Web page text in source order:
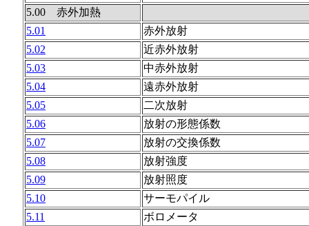
5.00 赤外加熱
5.01
赤外放射
5.02
近赤外放射
5.03
中赤外放射
5.04
遠赤外放射
5.05
二次放射
5.06
放射の形態係数
5.07
放射の交換係数
5.08
放射強度
5.09
放射照度
5.10
サーモパイル
5.11
ボロメータ